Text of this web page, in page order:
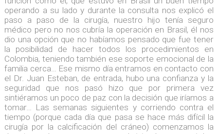
operando a su lado y durante la consulta nos explicó el
paso a paso de la cirugía, nuestro hijo tenía seguro
médico pero no nos cubría la operación en Brasil, él nos
dio una opción que no habíamos pensado que fue tener
la posibilidad de hacer todos los procedimientos en
Colombia, teniendo también ese soporte emocional de la
familia cerca… Ese mismo día entramos en contacto con
el Dr. Juan Esteban, de entrada, hubo una confianza y la
seguridad que nos pasó hizo que por primera vez
sintiéramos un poco de paz con la decisión que iríamos a
tomar… Las semanas siguientes y corriendo contra el
tiempo (porque cada día que pasa se hace más difícil la
cirugía por la calcificación del cráneo) comenzamos la